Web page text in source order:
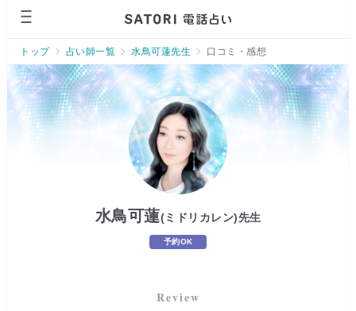
トップ 占い師一覧 水鳥可蓮先生 口コミ・感想
水鳥可蓮(ミドリカレン)先生
予約OK